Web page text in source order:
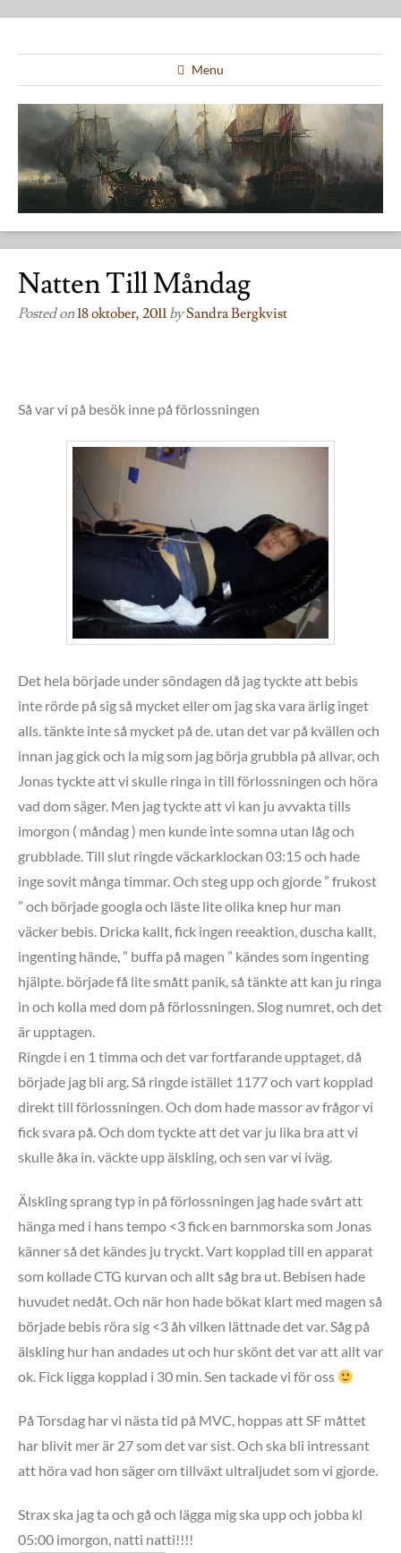
Menu
Natten Till Måndag
Posted on18 oktober, 2011 bySandra Bergkvist
Så var vi på besök inne på förlossningen
Det hela började under söndagen då jag tyckte att bebis
inte rörde på sig så mycket eller om jag ska vara ärlig inget
alls. tänkte inte så mycket på de. utan det var på kvällen och
innan jag gick och la mig som jag börja grubbla på allvar, och
Jonas tyckte att vi skulle ringa in till förlossningen och höra
vad dom säger. Men jag tyckte att vi kan ju avvakta tills
imorgon ( måndag ) men kunde inte somna utan låg och
grubblade. Till slut ringde väckarklockan 03:15 och hade
inge sovit många timmar. Och steg upp och gjorde ” frukost
” och började googla och läste lite olika knep hur man
väcker bebis. Dricka kallt, fick ingen reeaktion, duscha kallt,
ingenting hände, ” buffa på magen ” kändes som ingenting
hjälpte. började få lite smått panik, så tänkte att kan ju ringa
in och kolla med dom på förlossningen. Slog numret, och det
är upptagen.
Ringde i en 1 timma och det var fortfarande upptaget, då
började jag bli arg. Så ringde istället 1177 och vart kopplad
direkt till förlossningen. Och dom hade massor av frågor vi
fick svara på. Och dom tyckte att det var ju lika bra att vi
skulle åka in. väckte upp älskling, och sen var vi iväg.
Älskling sprang typ in på förlossningen jag hade svårt att
hänga med i hans tempo <3 fick en barnmorska som Jonas
känner så det kändes ju tryckt. Vart kopplad till en apparat
som kollade CTG kurvan och allt såg bra ut. Bebisen hade
huvudet nedåt. Och när hon hade bökat klart med magen så
började bebis röra sig <3 åh vilken lättnade det var. Såg på
älskling hur han andades ut och hur skönt det var att allt var
ok. Fick ligga kopplad i 30 min. Sen tackade vi för oss
På Torsdag har vi nästa tid på MVC, hoppas att SF måttet
har blivit mer är 27 som det var sist. Och ska bli intressant
att höra vad hon säger om tillväxt ultraljudet som vi gjorde.
Strax ska jag ta och gå och lägga mig ska upp och jobba kl
05:00 imorgon, natti natti!!!!